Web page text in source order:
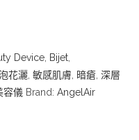
Device, Bijet,
花灑,敏感肌膚, 暗瘡,深層
容儀 Brand:AngelAir